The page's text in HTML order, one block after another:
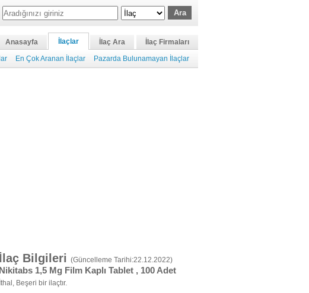
Anasayfa İlaçlar İlaç Ara
İlaç Firmaları
En Çok Aranan İlaçlar Pazarda Bulunamayan İlaçlar
İlaç Bilgileri (Güncelleme Tarihi:22.12.2022)
Nikitabs 1,5 Mg Film Kaplı Tablet , 100 Adet
İthal, Beşeri bir ilaçtır.